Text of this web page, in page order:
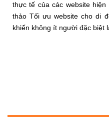
thực tế của các website
thảo Tối ưu website cho di
khiến không ít người đặc biệt